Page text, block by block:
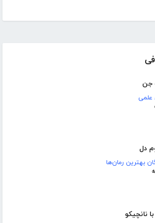
جن
علمی
دل
بهترین رمان‌ها
نانچیکو